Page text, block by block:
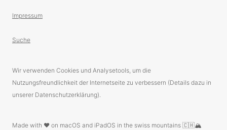
Impressum
Suche
Wir verwenden Cookies und Analysetools, um die
Nutzungsfreundlichkeit der Internetseite zu verbessern (Details dazu in
unserer Datenschutzerklärung).
Made with ❤️ on macOS and iPadOS in the swiss mountains 🇨🇭🏔